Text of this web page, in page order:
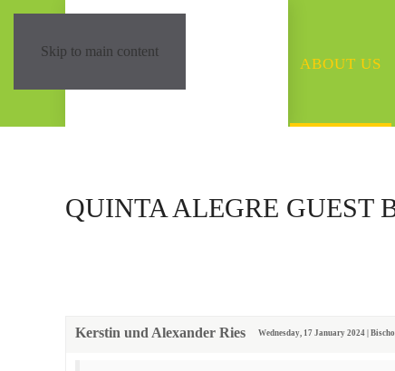
Skip to main content
ABOUT US
QUINTA ALEGRE GUEST
Kerstin und Alexander Ries Wednesday, 17 January 2024 |